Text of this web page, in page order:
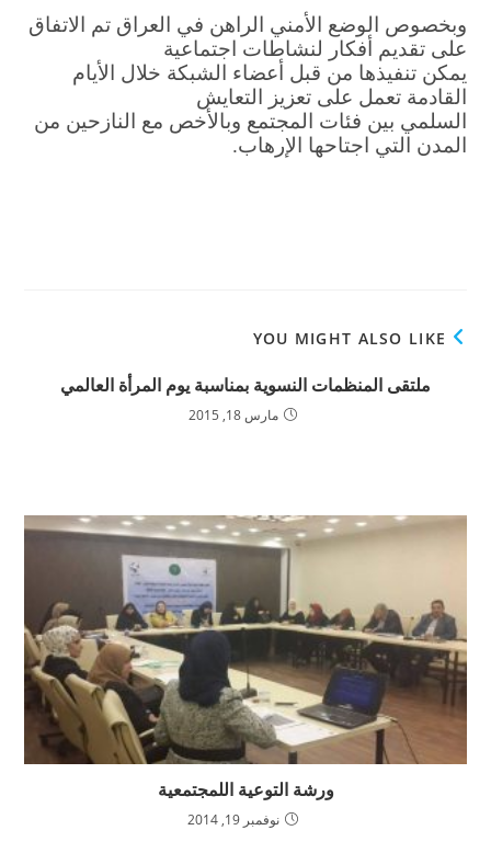
الوضع الأمني الراهن في العراق تم الاتفاق
تقديم أفكار لنشاطات اجتماعية
تنفيذها من قبل أعضاء الشبكة خلال الأيام
تعمل على تعزيز التعايش
بين فئات المجتمع وبالأخص مع النازحين من
التي اجتاحها الإرهاب.
YOU MIGHT ALSO LIKE
ملتقى المنظمات النسوية بمناسبة يوم المرأة العالمي
مارس 18, 2015
ورشة التوعية اللمجتمعية
نوفمبر 19, 2014